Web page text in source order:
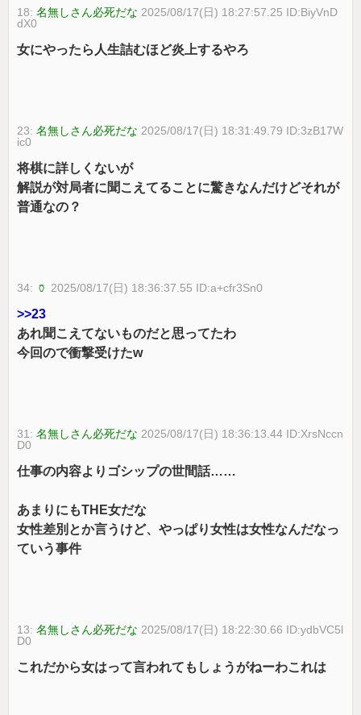
18:名無しさん必死だな 2025/08/17(日) 18:27:57.25 ID:BiyVnD
dX0
女にやったら人生詰むほど炎上するやろ
23:名無しさん必死だな 2025/08/17(日) 18:31:49.79 ID:3zB17W
ic0
将棋に詳しくないが
解説が対局者に聞こえてることに驚きなんだけどそれが
普通なの？
34: 🏺 2025/08/17(日) 18:36:37.55 ID:a+cfr3Sn0
>>23
あれ聞こえてないものだと思ってたわ
今回ので衝撃受けたw
31:名無しさん必死だな 2025/08/17(日) 18:36:13.44 ID:XrsNccn
D0
仕事の内容よりゴシップの世間話……
あまりにもTHE女だな
女性差別とか言うけど、やっぱり女性は女性なんだなっ
ていう事件
13:名無しさん必死だな 2025/08/17(日) 18:22:30.66 ID:ydbVC5l
D0
これだから女はって言われてもしょうがねーわこれは